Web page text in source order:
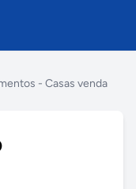
- Casas venda